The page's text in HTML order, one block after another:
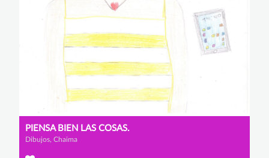
PIENSA BIEN LAS COSAS.
Dibujos, Chaima